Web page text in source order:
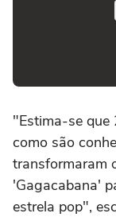
"Estima-se que
como são
transformaram
'Gagacabana'
estrela pop",